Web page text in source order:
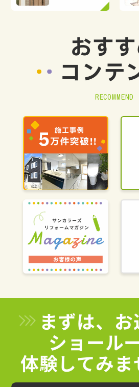
おす
コンテ
RECOMMEND
まずは、
ショール
体験してみま